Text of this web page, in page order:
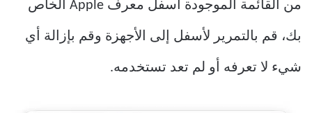
من القائمة الموجودة أسفل معرف Apple الخاص
بك، قم بالتمرير لأسفل إلى الأجهزة وقم بإزالة أي
شيء لا تعرفه أو لم تعد تستخدمه.